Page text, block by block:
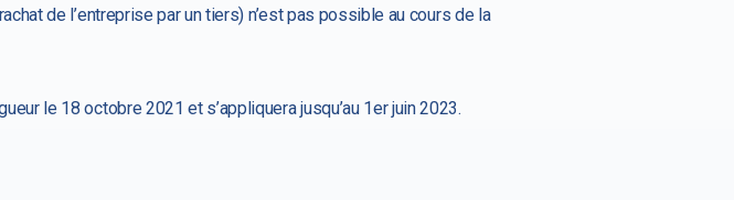
de l’entreprise par un tiers) n’est pas possible au cours de la
le 18 octobre 2021 et s’appliquera jusqu’au 1er juin 2023.